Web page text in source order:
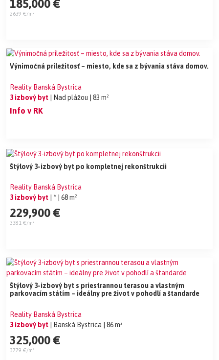
185,000 €
2639 €/m²
Výnimočná príležitosť – miesto, kde sa z bývania stáva domov.
Reality Banská Bystrica
3 izbový byt
| Nad plážou | 83 m²
Info v RK
Štýlový 3-izbový byt po kompletnej rekonštrukcii
Reality Banská Bystrica
3 izbový byt
| * | 68 m²
229,900 €
3381 €/m²
Štýlový 3-izbový byt s priestrannou terasou a vlastným
parkovacím státím – ideálny pre život v pohodlí a štandarde
Reality Banská Bystrica
3 izbový byt
| Banská Bystrica | 86 m²
325,000 €
3779 €/m²